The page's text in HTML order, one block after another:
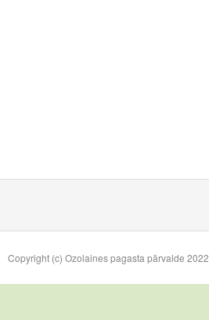
Copyright (c) Ozolaines pagasta pārvalde 2022